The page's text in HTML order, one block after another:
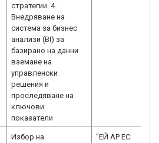
стратегии. 4.
Внедряване на
система за бизнес
анализи (BI) за
базирано на данни
вземане на
управленски
решения и
проследяване на
ключови
показатели
Избор на
"ЕЙ АР ЕС